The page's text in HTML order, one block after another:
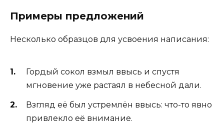
Примеры предложений
Несколько образцов для усвоения написания:
Гордый сокол взмыл ввысь и спустя
мгновение уже растаял в небесной дали.
Взгляд её был устремлён ввысь: что-то явно
привлекло её внимание.